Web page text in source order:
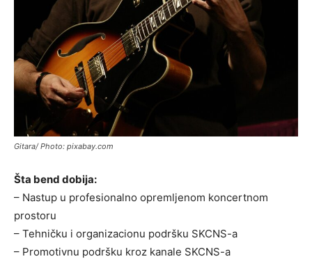
Gitara/ Photo: pixabay.com
Šta bend dobija:
– Nastup u profesionalno opremljenom koncertnom
prostoru
– Tehničku i organizacionu podršku SKCNS-a
– Promotivnu podršku kroz kanale SKCNS-a